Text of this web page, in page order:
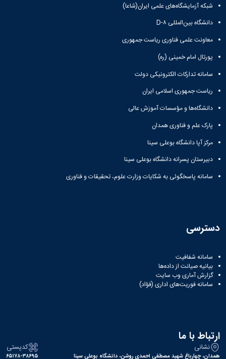
شبکه آزمایشگاه‌های علمی ایران(شاعا)
دانشگاه بین‌المللی D-۸
معاونت علمی فناوری ریاست جمهوری
پورتال امام خمینی (ره)
سامانه تدارکات الکترونیکی دولت
ریاست جمهوری اسلامی ایران
دانشگاه‌ها و مؤسسات آموزش عالی
پارک علم و فناوری همدان
مرکز آپا دانشگاه بوعلی سینا
دبیرستان پسرانه دانشگاه بوعلی سینا
سامانه پاسخگوئی به شکایات وزارت علوم، تحقیقات و فناوری
دسترسی
سامانه شفافیت
بیانیه صیانت از داده‌ها
گزارش آماری وب‌ سایت
سامانه فوریت‌های اداری (فؤاد)
ارتباط با ما
نشانی
همدان، چهارباغ شهید مصطفی احمدی روشن، دانشگاه بوعلی سینا
کدپستی
۶۵۱۷۸-۳۸۶۹۵